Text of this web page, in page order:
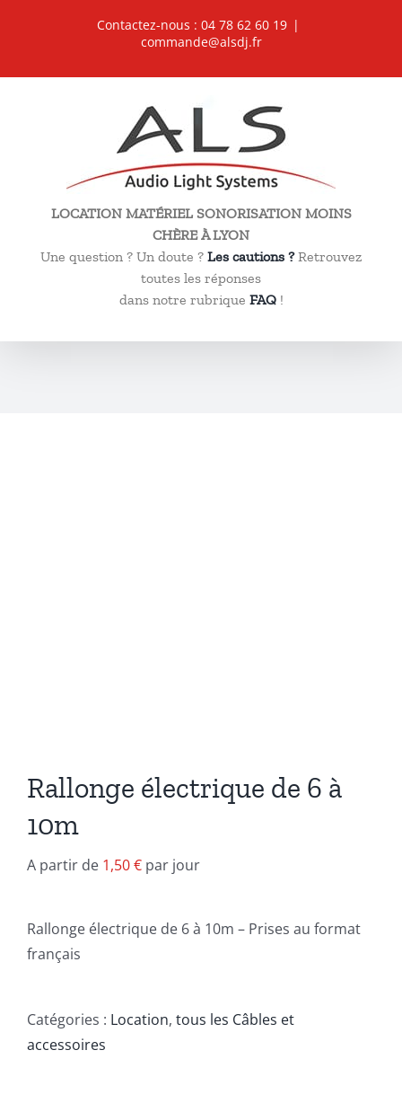
Contactez-nous : 04 78 62 60 19 |
commande@alsdj.fr
LOCATION MATÉRIEL SONORISATION MOINS
CHÈRE À LYON
Une question ? Un doute ? Les cautions ?Retrouvez
toutes les réponses
dans notre rubrique FAQ!
Rallonge électrique de 6 à
10m
A partir de 1,50€ par jour
Rallonge électrique de 6 à 10m – Prises au format
français
Catégories : Location, tous les Câbles et
accessoires